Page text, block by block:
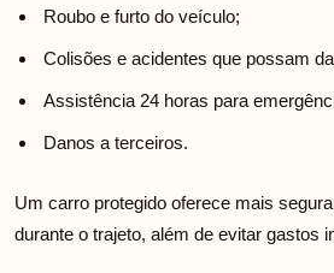
Roubo e furto do veículo;
Colisões e acidentes que possam
Assistência 24 horas para
Danos a terceiros.
Um carro protegido oferece mais
durante o trajeto, além de evitar gastos